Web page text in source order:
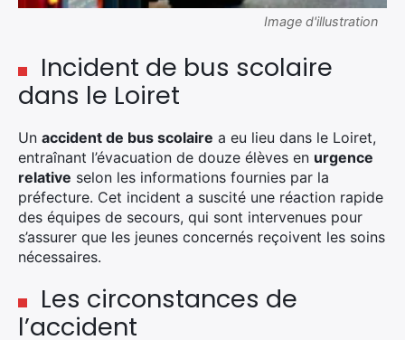
Image d'illustration
Incident de bus scolaire
dans le Loiret
Un accident de bus scolaire a eu lieu dans le Loiret,
entraînant l’évacuation de douze élèves en urgence
relative selon les informations fournies par la
préfecture. Cet incident a suscité une réaction rapide
des équipes de secours, qui sont intervenues pour
s’assurer que les jeunes concernés reçoivent les soins
nécessaires.
Les circonstances de
l’accident